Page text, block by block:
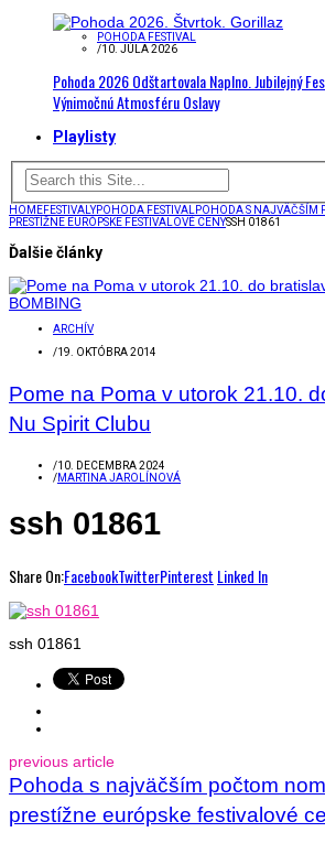
POHODA FESTIVAL
/10. JÚLA 2026
Pohoda 2026 Odštartovala Naplno. Jubilejný
Výnimočnú Atmosféru Oslavy
Playlisty
HOMEFESTIVALYPOHODA FESTIVAL
POHODA S NAJVÄČŠÍM
PRESTÍŽNE EURÓPSKE FESTIVALOVÉ CENYSSH 01861
Ďalšie články
ARCHÍV
/19. OKTÓBRA 2014
Pome na Poma v utorok 21.10.
Nu Spirit Clubu
/10. DECEMBRA 2024
/MARTINA JAROLÍNOVÁ
ssh 01861
Share On:FacebookTwitterPinterest Linked In
ssh 01861
previous article
Pohoda s najväčším počtom
prestížne európske festivalové